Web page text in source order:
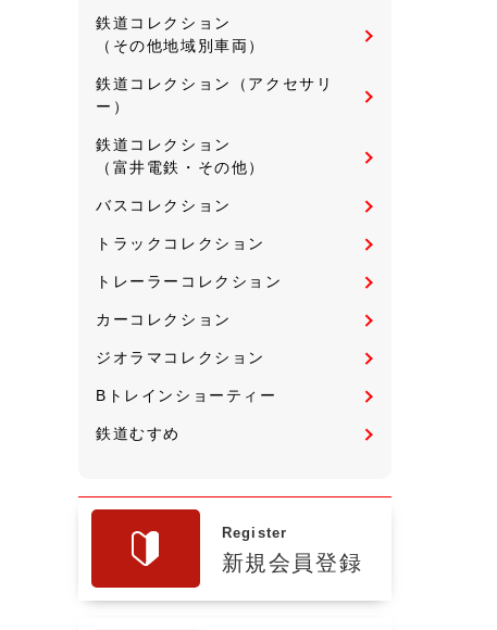
鉄道コレクション
（その他地域別車両）
鉄道コレクション（アクセサリ
ー）
鉄道コレクション
（富井電鉄・その他）
バスコレクション
トラックコレクション
トレーラーコレクション
カーコレクション
ジオラマコレクション
Bトレインショーティー
鉄道むすめ
Register
新規会員登録